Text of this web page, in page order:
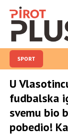
SPORT
U
fudbalska
svemu bio
pobedio!